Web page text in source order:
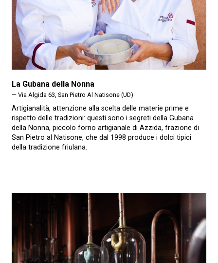
La Gubana della Nonna
— Via Algida 63, San Pietro Al Natisone (UD)
Artigianalità, attenzione alla scelta delle materie prime e
rispetto delle tradizioni: questi sono i segreti della Gubana
della Nonna, piccolo forno artigianale di Azzida, frazione di
San Pietro al Natisone, che dal 1998 produce i dolci tipici
della tradizione friulana.